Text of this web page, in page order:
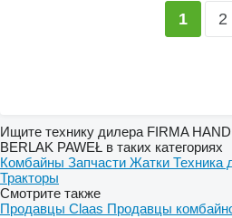
1 2
Ищите технику дилера FIRMA
BERLAK PAWEŁ в таких категориях
Комбайны Запчасти Жатки Техника
Тракторы
Смотрите также
Продавцы Claas Продавцы